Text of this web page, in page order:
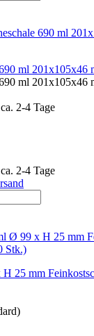
ml 201x105x46
ml 201x105x46
ca. 2-4 Tage
ca. 2-4 Tage
25 mm